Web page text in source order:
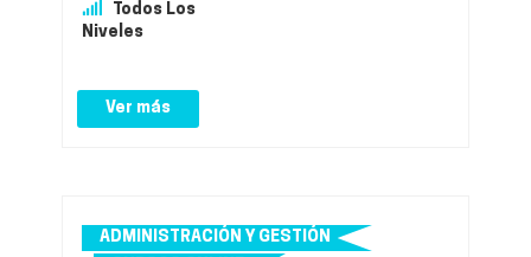
Todos Los
Niveles
Ver más
ADMINISTRACIÓN Y GESTIÓN